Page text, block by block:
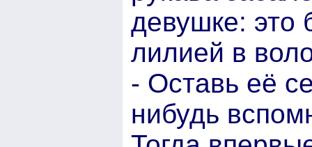
девушке: это
лилией в
- Оставь её
нибудь